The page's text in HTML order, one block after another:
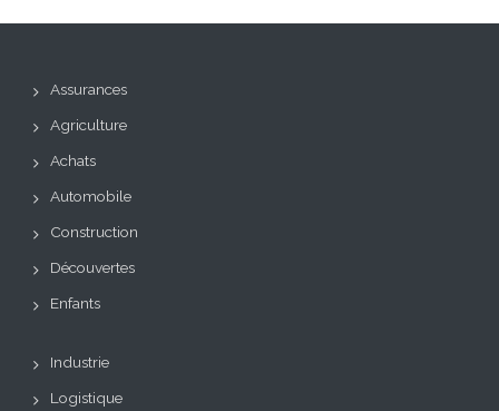
Assurances
Agriculture
Achats
Automobile
Construction
Découvertes
Enfants
Industrie
Logistique